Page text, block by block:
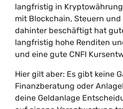
langfristig in
mit Blockchain, Steuern und
dahinter beschäftigt hat
langfristig hohe Renditen
und eine gute CNFI
Hier gilt aber: Es gibt keine
Finanzberatung oder
deine Geldanlage